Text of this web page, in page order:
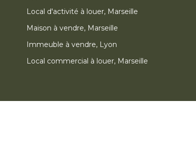
Local d'activité à louer, Marseille
Maison à vendre, Marseille
Immeuble à vendre, Lyon
Local commercial à louer, Marseille